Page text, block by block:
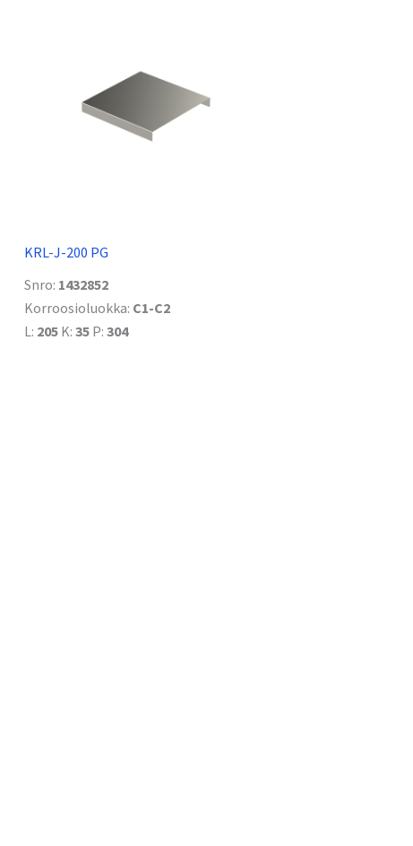
KRL-J-200 PG
Snro: 1432852
Korroosioluokka: C1-C2
L: 205 K: 35 P: 304